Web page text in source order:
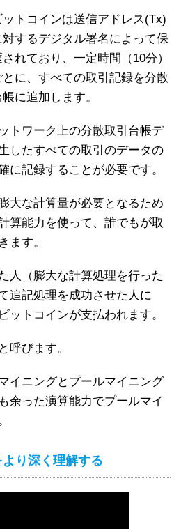
ットコインは送信アドレス(Tx)
対するデジタル署名によって保
されており、一定時間（10分）
とに、すべての取引記録を分散
帳に追加します。
トワーク上の分散取引台帳デ
したすべての取引のデータの
に記録することが必要です。
大な計算量が必要となるため
算能力を使って、誰でもが取
ます。
人（膨大な計算処理を行った
追記処理を成功させた人に
ットコインが支払われます。
呼びます。
イニングとプールマイニング
余った演算能力でプールマイ
り深く理解する